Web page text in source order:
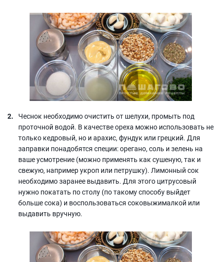
Чеснок необходимо очистить от шелухи, промыть под
проточной водой. В качестве ореха можно использовать не
только кедровый, но и арахис, фундук или грецкий. Для
заправки понадобятся специи: орегано, соль и зелень на
ваше усмотрение (можно применять как сушеную, так и
свежую, например укроп или петрушку). Лимонный сок
необходимо заранее выдавить. Для этого цитрусовый
нужно покатать по столу (по такому способу выйдет
больше сока) и воспользоваться соковыжималкой или
выдавить вручную.